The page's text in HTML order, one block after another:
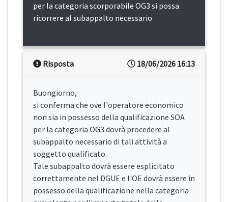
per la categoria scorporabile OG3 si possa
ricorrere al subappalto necessario
18/06/2026 16:13
Risposta
Buongiorno,
si conferma che ove l'operatore economico
non sia in possesso della qualificazione SOA
per la categoria OG3 dovrà procedere al
subappalto necessario di tali attività a
soggetto qualificato.
Tale subappalto dovrà essere esplicitato
correttamente nel DGUE e l'OE dovrà essere in
possesso della qualificazione nella categoria